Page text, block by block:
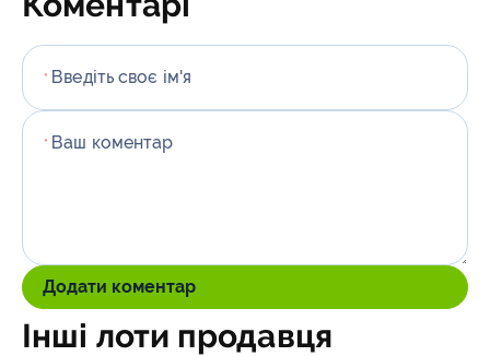
* Введіть своє ім'я
* Ваш коментар
Додати коментар
Інші лоти продавця